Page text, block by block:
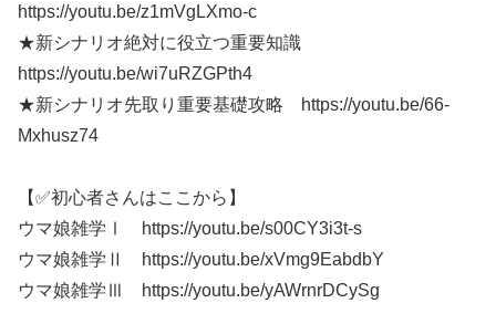
https://youtu.be/z1mVgLXmo-c
★新シナリオ絶対に役立つ重要知識
https://youtu.be/wi7uRZGPth4
★新シナリオ先取り重要基礎攻略 https://youtu.be/66-
Mxhusz74
【✅初心者さんはここから】
ウマ娘雑学Ⅰ https://youtu.be/s00CY3i3t-s
ウマ娘雑学Ⅱ https://youtu.be/xVmg9EabdbY
ウマ娘雑学Ⅲ https://youtu.be/yAWrnrDCySg